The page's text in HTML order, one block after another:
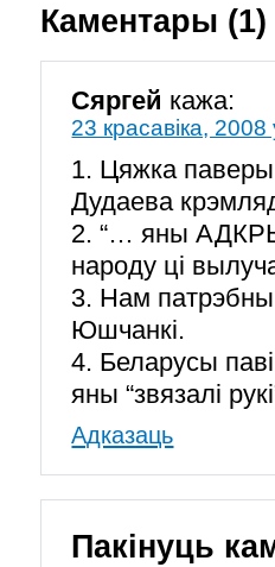
Каментары (1)
Сяргей кажа:
23 красавіка,
1. Цяжка
Дудаева
2. “… яны
народу ці
3. Нам
Юшчанкі.
4. Беларусы
яны “звязалі
Адказаць
Пакінуць